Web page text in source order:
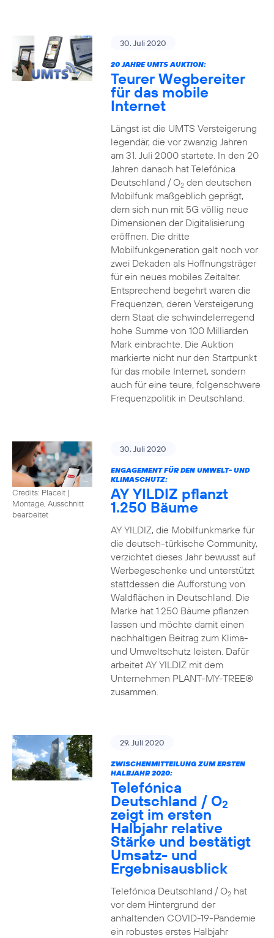
30. Juli 2020
20 JAHRE UMTS AUKTION:
Teurer Wegbereiter
für das mobile
Internet
Längst ist die UMTS Versteigerung
legendär, die vor zwanzig Jahren
am 31. Juli 2000 startete. In den 20
Jahren danach hat Telefónica
Deutschland / O2den deutschen
Mobilfunk maßgeblich geprägt,
dem sich nun mit 5G völlig neue
Dimensionen der Digitalisierung
eröffnen. Die dritte
Mobilfunkgeneration galt noch vor
zwei Dekaden als Hoffnungsträger
für ein neues mobiles Zeitalter.
Entsprechend begehrt waren die
Frequenzen, deren Versteigerung
dem Staat die schwindelerregend
hohe Summe von 100 Milliarden
Mark einbrachte. Die Auktion
markierte nicht nur den Startpunkt
für das mobile Internet, sondern
auch für eine teure, folgenschwere
Frequenzpolitik in Deutschland.
Credits: Placeit |
Montage, Ausschnitt
bearbeitet
30. Juli 2020
ENGAGEMENT FÜR DEN UMWELT- UND
KLIMASCHUTZ:
AY YILDIZ pflanzt
1.250 Bäume
AY YILDIZ, die Mobilfunkmarke für
die deutsch-türkische Community,
verzichtet dieses Jahr bewusst auf
Werbegeschenke und unterstützt
stattdessen die Aufforstung von
Waldflächen in Deutschland. Die
Marke hat 1.250 Bäume pflanzen
lassen und möchte damit einen
nachhaltigen Beitrag zum Klima-
und Umweltschutz leisten. Dafür
arbeitet AY YILDIZ mit dem
Unternehmen PLANT-MY-TREE®
zusammen.
29. Juli 2020
ZWISCHENMITTEILUNG ZUM ERSTEN
HALBJAHR 2020:
Telefónica
Deutschland / O2
zeigt im ersten
Halbjahr relative
Stärke und bestätigt
Umsatz- und
Ergebnisausblick
Telefónica Deutschland / O2hat
vor dem Hintergrund der
anhaltenden COVID-19-Pandemie
ein robustes erstes Halbjahr